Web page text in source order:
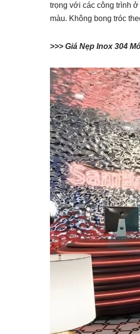
trọng với các công trình
màu. Không bong tróc
>>> Giá Nẹp Inox 304